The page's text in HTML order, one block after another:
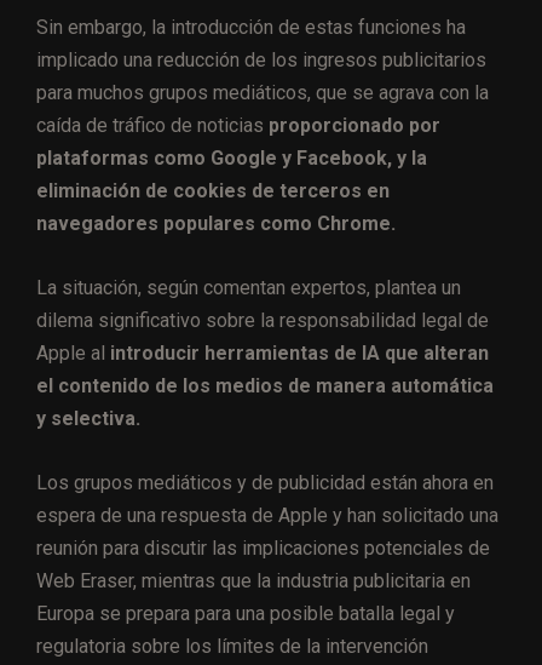
Sin embargo, la introducción de estas funciones ha
implicado una reducción de los ingresos publicitarios
para muchos grupos mediáticos, que se agrava con la
caída de tráfico de noticias proporcionado por
plataformas como Google y Facebook, y la
eliminación de cookies de terceros en
navegadores populares como Chrome.
La situación, según comentan expertos, plantea un
dilema significativo sobre la responsabilidad legal de
Apple al introducir herramientas de IA que alteran
el contenido de los medios de manera automática
y selectiva.
Los grupos mediáticos y de publicidad están ahora en
espera de una respuesta de Apple y han solicitado una
reunión para discutir las implicaciones potenciales de
Web Eraser, mientras que la industria publicitaria en
Europa se prepara para una posible batalla legal y
regulatoria sobre los límites de la intervención